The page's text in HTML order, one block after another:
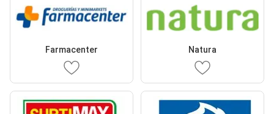
Farmacenter Natura